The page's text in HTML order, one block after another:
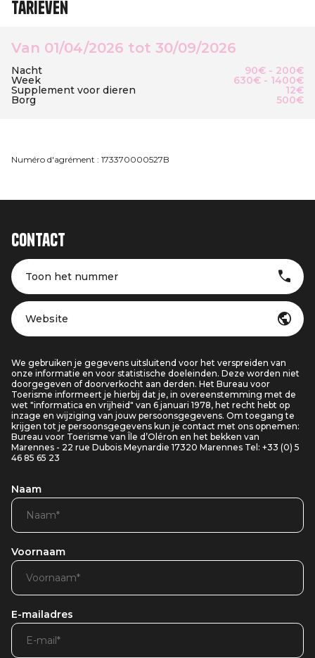
Tarieven
Van 01/04/2026 tot 30/09/2026
Nacht 90€ - 200€
Week 630€ - 1400€
Supplement voor dieren 12€
Borg 500€
Numéro d'agrément : 173370000527B
Contact
Toon het nummer
Website
We gebruiken je gegevens uitsluitend voor het verspreiden van
onze informatie en voor statistische doeleinden. Deze worden niet
doorgegeven of doorverkocht aan derden. Het Bureau voor
Toerisme informeert je hierbij dat je, in overeenstemming met de
wet "informatica en vrijheid" van 6 januari 1978, het recht hebt op
inzage en wijziging van jouw persoonsgegevens. Om toegang te
krijgen tot je persoonsgegevens kun je contact met ons opnemen:
Bureau voor Toerisme van Île d’Oléron en het bekken van
Marennes - 22 rue Dubois Meynardie 17320 Marennes Tel: +33 (0) 5
46 85 65 23
Naam
Voornaam
E-mailadres